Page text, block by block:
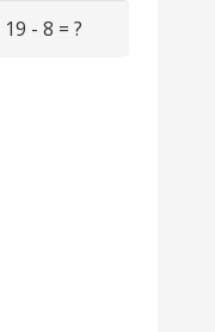
19 - 8 = ?